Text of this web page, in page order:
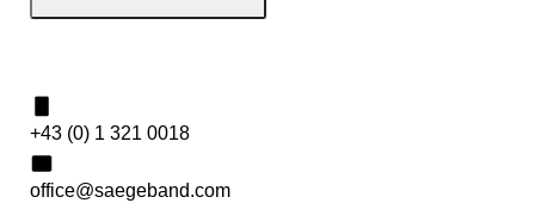
+43 (0) 1 321 0018
office@saegeband.com